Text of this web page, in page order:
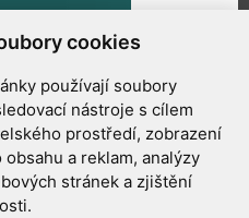
cookies
používají soubory
nástroje s cílem
prostředí, zobrazení
a reklam, analýzy
stránek a zjištění